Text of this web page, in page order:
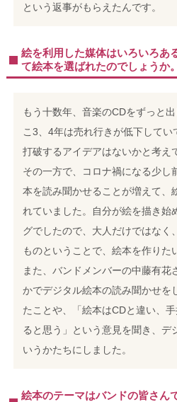
という返事がもらえたんです。
絵を利用した媒体はいろいろあ
て絵本を選ばれたのでしょうか。
もう十数年、音楽のCDをずっと
こ3、4年は売れ行きが低下して
打破するアイデアはないかと考え
その一方で、コロナ禍になる少し
本を読み聞かせることが増えて、
れていました。自分が絵を描き始
グでしたので、大人だけではなく
ものということで、絵本を作りた
また、バンドメンバーの中藤有花
かでデジタル絵本の読み聞かせを
たことや、「絵本はCDと違い、
ると思う」という意見を聞き、デ
いうかたちにしました。
絵本のテーマはバンドの皆さん